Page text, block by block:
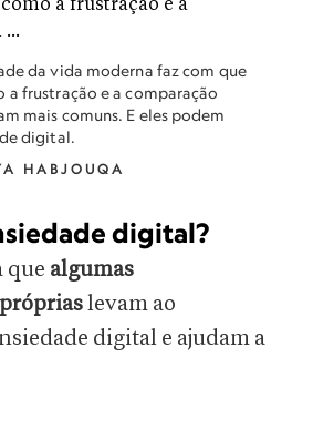
da vida moderna faz com que
a frustração e a comparação
mais comuns. E eles podem
digital.
HABJOUQA
digital?
que algumas
levam ao
digital e ajudam a